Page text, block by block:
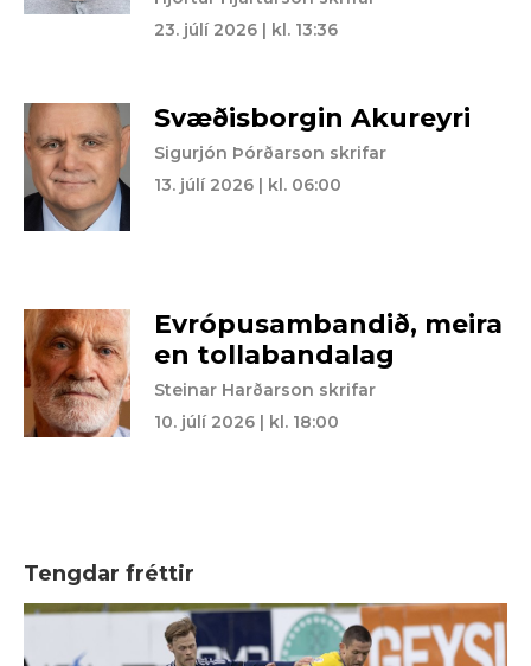
23. júlí 2026 | kl. 13:36
Svæðisborgin Akureyri
Sigurjón Þórðarson skrifar
13. júlí 2026 | kl. 06:00
Evrópusambandið, meira
en tollabandalag
Steinar Harðarson skrifar
10. júlí 2026 | kl. 18:00
Tengdar fréttir